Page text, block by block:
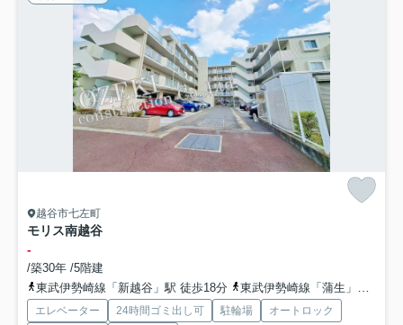
越谷市七左町
モリス南越谷
-
/築30年 /5階建
東武伊勢崎線「新越谷」駅 徒歩18分
東武伊勢崎線「蒲生」駅 徒歩18分
エレベーター 24時間ゴミ出し可 駐輪場
オートロック